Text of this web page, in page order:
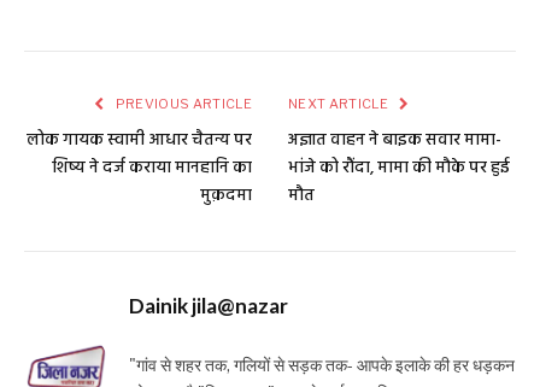
PREVIOUS ARTICLE
लोक गायक स्वामी आधार चैतन्य पर
शिष्य ने दर्ज कराया मानहानि का
मुक़दमा
NEXT ARTICLE
अज्ञात वाहन ने बाइक सवार मामा-
भांजे को रौंदा, मामा की मौके पर हुई
मौत
Dainik jila@nazar
"गांव से शहर तक, गलियों से सड़क तक- आपके इलाके की हर धड़कन